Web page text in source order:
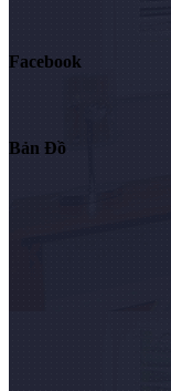
Facebook
Bản Đồ